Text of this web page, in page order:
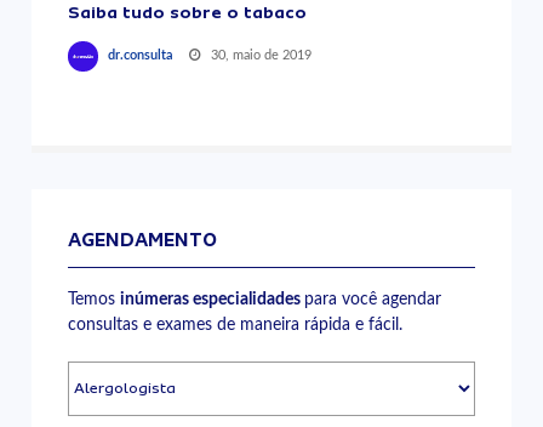
Saiba tudo sobre o tabaco
dr.consulta 30, maio de 2019
AGENDAMENTO
Temosinúmeras especialidades para você agendar
consultas e exames de maneira rápida e fácil.